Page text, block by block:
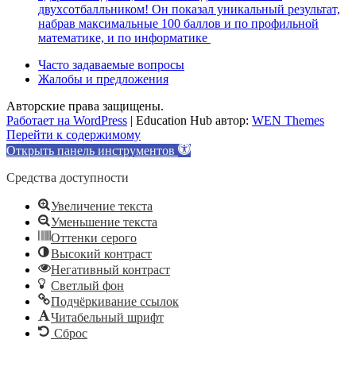
двухсотбалльником! Он показал уникальный результат,
набрав максимальные 100 баллов и по профильной
математике, и по информатике
Часто задаваемые вопросы
Жалобы и предложения
Авторские права защищены.
Работает на WordPress | Education Hub автор: WEN Themes
Перейти к содержимому
Открыть панель инструментов
Средства доступности
Увеличение текста
Уменьшение текста
Оттенки серого
Высокий контраст
Негативный контраст
Светлый фон
Подчёркивание ссылок
Читабельный шрифт
Сброс